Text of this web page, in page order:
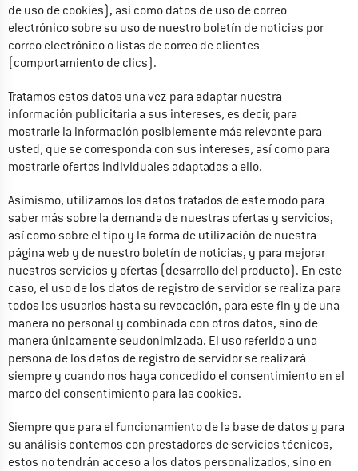
de uso de cookies), así como datos de uso de correo
electrónico sobre su uso de nuestro boletín de noticias por
correo electrónico o listas de correo de clientes
(comportamiento de clics).
Tratamos estos datos una vez para adaptar nuestra
información publicitaria a sus intereses, es decir, para
mostrarle la información posiblemente más relevante para
usted, que se corresponda con sus intereses, así como para
mostrarle ofertas individuales adaptadas a ello.
Asimismo, utilizamos los datos tratados de este modo para
saber más sobre la demanda de nuestras ofertas y servicios,
así como sobre el tipo y la forma de utilización de nuestra
página web y de nuestro boletín de noticias, y para mejorar
nuestros servicios y ofertas (desarrollo del producto). En este
caso, el uso de los datos de registro de servidor se realiza para
todos los usuarios hasta su revocación, para este fin y de una
manera no personal y combinada con otros datos, sino de
manera únicamente seudonimizada. El uso referido a una
persona de los datos de registro de servidor se realizará
siempre y cuando nos haya concedido el consentimiento en el
marco del consentimiento para las cookies.
Siempre que para el funcionamiento de la base de datos y para
su análisis contemos con prestadores de servicios técnicos,
estos no tendrán acceso a los datos personalizados, sino en